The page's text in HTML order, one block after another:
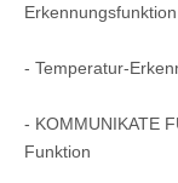
Erkennungsfunktion
- Temperatur-
- KOMMUNIKATE
Funktion